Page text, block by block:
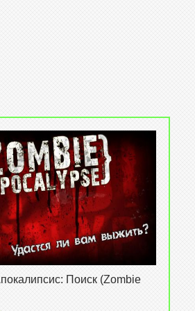
Поиск (Zombie
The Quest) v1.3.4